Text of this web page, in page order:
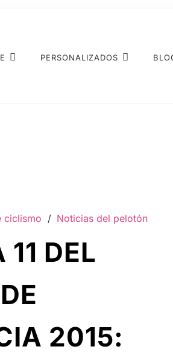
PERSONALIZADOS
ciclismo / Noticias del pelotón
11 DEL
2015: